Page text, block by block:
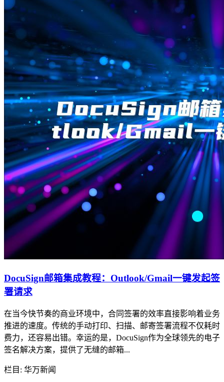
DocuSign邮箱集成教程：Outlook/Gmail一键发起签
署请求
在当今快节奏的商业环境中，合同签署的效率直接影响着业务
推进的速度。传统的手动打印、扫描、邮寄签署流程不仅耗时
费力，还容易出错。幸运的是，DocuSign作为全球领先的电子
签名解决方案，提供了无缝的邮箱...
栏目: 华万新闻